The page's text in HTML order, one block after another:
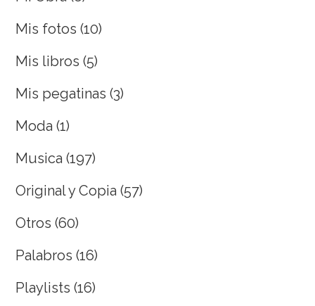
Mis fotos (10)
Mis libros (5)
Mis pegatinas (3)
Moda (1)
Musica (197)
Original y Copia (57)
Otros (60)
Palabros (16)
Playlists (16)